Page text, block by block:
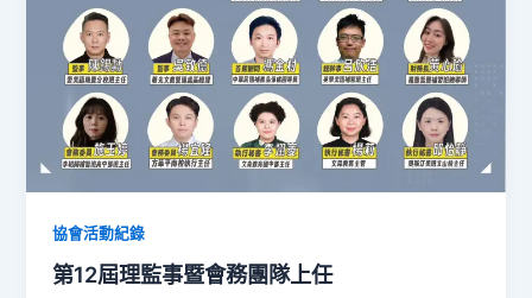
協會活動紀錄
第12屆理監事暨會務團隊上任